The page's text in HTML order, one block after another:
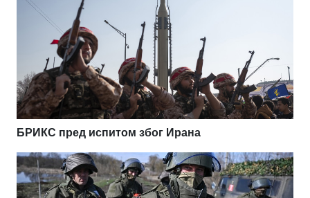
БРИКС пред испитом због Ирана